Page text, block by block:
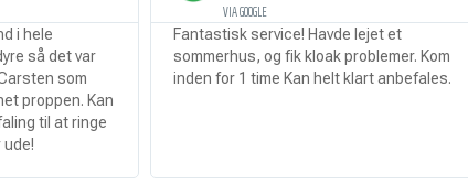
Fantastisk service! Havde lejet et
sommerhus, og fik kloak problemer. Kom
inden for 1 time Kan helt klart anbefales.